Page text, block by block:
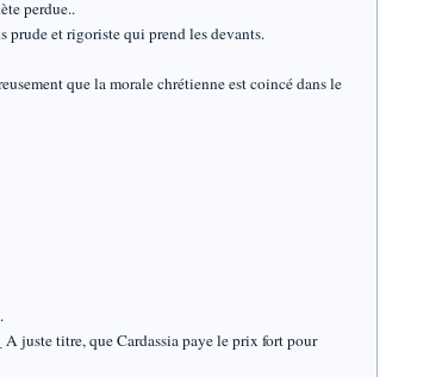
perdue..
prude et rigoriste qui prend les devants.
que la morale chrétienne est coincé dans le
juste titre, que Cardassia paye le prix fort pour